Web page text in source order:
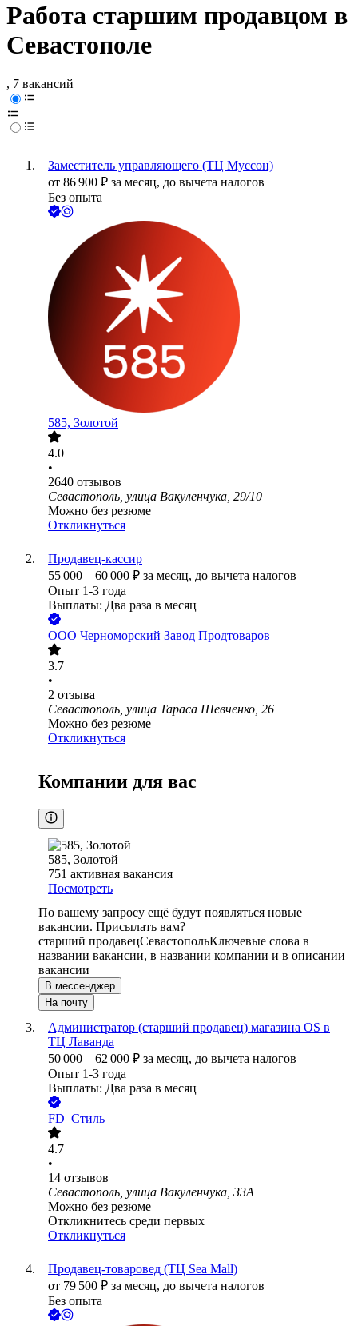
Работа старшим продавцом в
Севастополе
, 7 вакансий
Заместитель управляющего (ТЦ Муссон)
от 86 900 ₽ за месяц, до вычета налогов
Без опыта
585, Золотой
4.0
•
2640 отзывов
Севастополь, улица Вакуленчука, 29/10
Можно без резюме
Откликнуться
Продавец-кассир
55 000 – 60 000 ₽ за месяц, до вычета налогов
Опыт 1-3 года
Выплаты: Два раза в месяц
ООО Черноморский Завод Продтоваров
3.7
•
2 отзыва
Севастополь, улица Тараса Шевченко, 26
Можно без резюме
Откликнуться
Компании для вас
585, Золотой
751 активная вакансия
Посмотреть
По вашему запросу ещё будут появляться новые
вакансии. Присылать вам?
старший продавецСевастопольКлючевые слова в
названии вакансии, в названии компании и в описании
вакансии
В мессенджер
На почту
Администратор (старший продавец) магазина OS в
ТЦ Лаванда
50 000 – 62 000 ₽ за месяц, до вычета налогов
Опыт 1-3 года
Выплаты: Два раза в месяц
FD_Стиль
4.7
•
14 отзывов
Севастополь, улица Вакуленчука, 33А
Можно без резюме
Откликнитесь среди первых
Откликнуться
Продавец-товаровед (ТЦ Sea Mall)
от 79 500 ₽ за месяц, до вычета налогов
Без опыта